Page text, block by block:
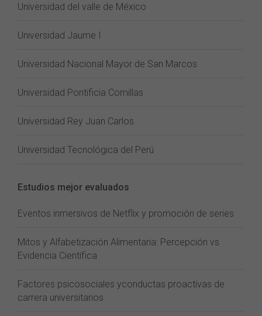
Universidad del valle de México
Universidad Jaume I
Universidad Nacional Mayor de San Marcos
Universidad Pontificia Comillas
Universidad Rey Juan Carlos
Universidad Tecnológica del Perú
Estudios mejor evaluados
Eventos inmersivos de Netflix y promoción de series
Mitos y Alfabetización Alimentaria: Percepción vs
Evidencia Científica
Factores psicosociales yconductas proactivas de
carrera universitarios